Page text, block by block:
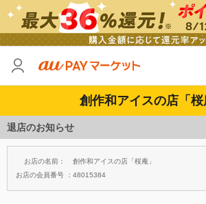
創作和アイスの店「桜
退店のお知らせ
お店の名前：
創作和アイスの店「桜庵」
お店の会員番号 ： 48015384